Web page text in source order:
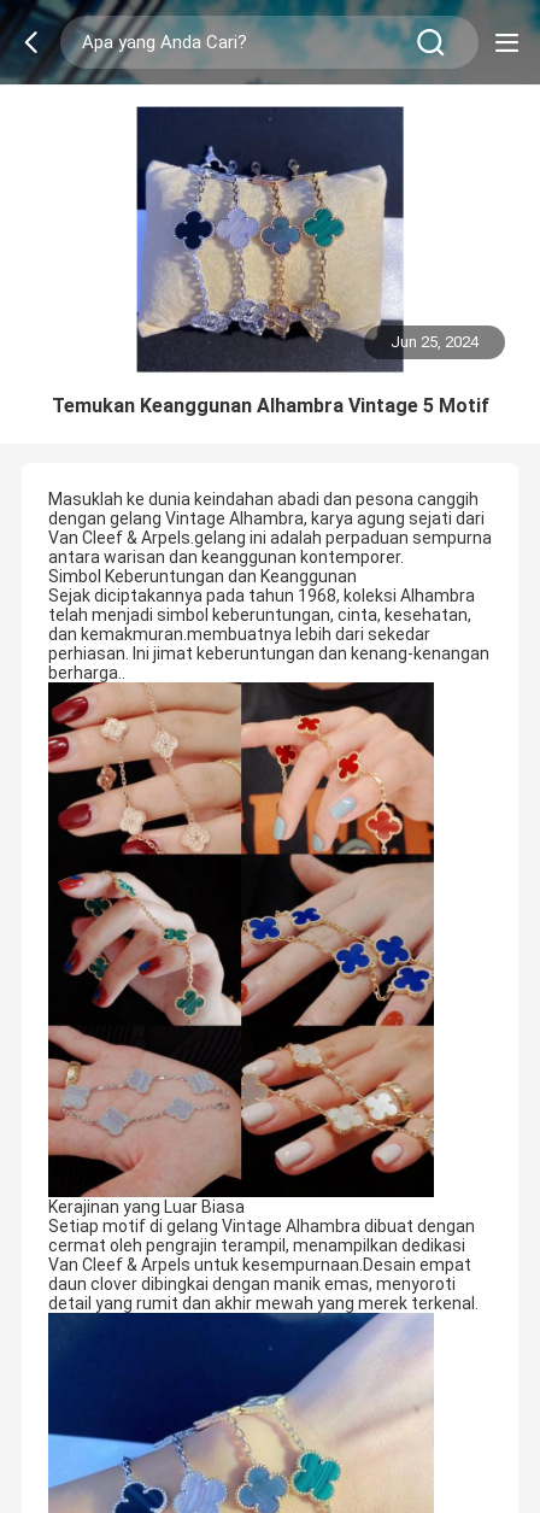
Jun 25, 2024
Temukan Keanggunan Alhambra Vintage 5 Motif
Masuklah ke dunia keindahan abadi dan pesona canggih
dengan gelang Vintage Alhambra, karya agung sejati dari
Van Cleef & Arpels.gelang ini adalah perpaduan sempurna
antara warisan dan keanggunan kontemporer.
Simbol Keberuntungan dan Keanggunan
Sejak diciptakannya pada tahun 1968, koleksi Alhambra
telah menjadi simbol keberuntungan, cinta, kesehatan,
dan kemakmuran.membuatnya lebih dari sekedar
perhiasan. Ini jimat keberuntungan dan kenang-kenangan
berharga..
Kerajinan yang Luar Biasa
Setiap motif di gelang Vintage Alhambra dibuat dengan
cermat oleh pengrajin terampil, menampilkan dedikasi
Van Cleef & Arpels untuk kesempurnaan.Desain empat
daun clover dibingkai dengan manik emas, menyoroti
detail yang rumit dan akhir mewah yang merek terkenal.